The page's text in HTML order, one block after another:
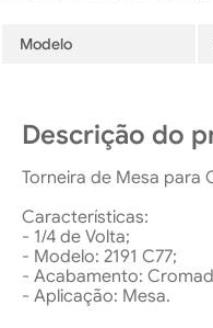
Modelo
Descrição do
Torneira de Mesa para
Características:
- 1/4 de Volta;
- Modelo: 2191 C77;
- Acabamento:
- Aplicação: Mesa.